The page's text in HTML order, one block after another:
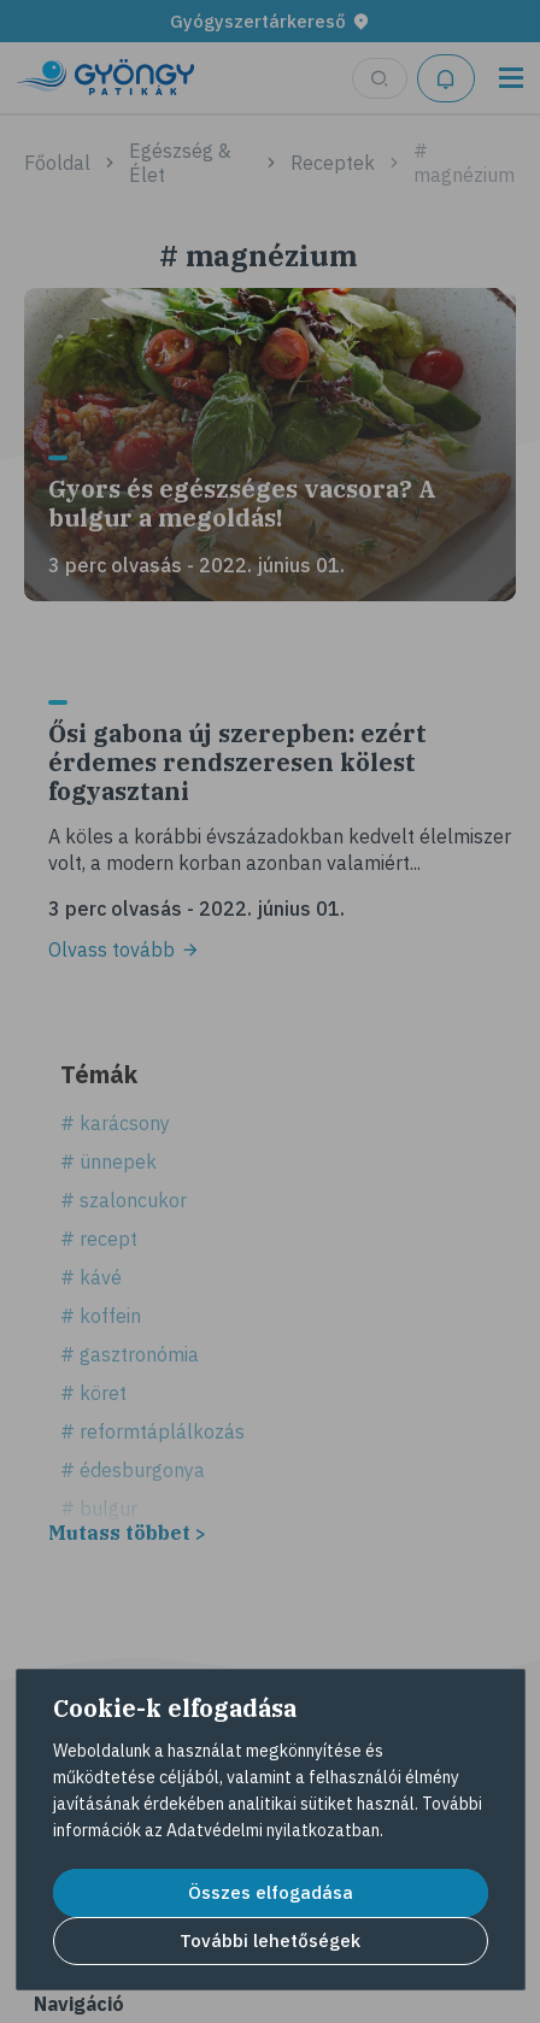
Gyógyszertárkereső
Főoldal
Egészség &
Élet
Receptek
#
magnézium
# magnézium
Gyors és egészséges vacsora? A
bulgur a megoldás!
3 perc olvasás - 2022. június 01.
Ősi gabona új szerepben: ezért
érdemes rendszeresen kölest
fogyasztani
A köles a korábbi évszázadokban kedvelt élelmiszer
volt, a modern korban azonban valamiért...
3 perc olvasás - 2022. június 01.
Olvass tovább
Témák
# karácsony
# ünnepek
# szaloncukor
# recept
# kávé
# koffein
# gasztronómia
# köret
# reformtáplálkozás
# édesburgonya
# bulgur
# köles
# vegán
# vöröslencse
# reformköret
# GI index
# magnézium
# E-vitamin
# élelmi rostok
# gluténérzékenység
Mutass többet >
A Gyöngy gyógyszertárat közforgalmú
társaságok felelnek az adott gyógyszertár
működésért. A Gyöngy gyógyszertárak listáját és
elérhetőségeit aGyógyszertár keresőoldalon
tekintheti meg.
Navigáció
Cookie-k elfogadása
Weboldalunk a használat megkönnyítése és
működtetése céljából, valamint a felhasználói élmény
javításának érdekében analitikai sütiket használ. További
információk az Adatvédelmi nyilatkozatban.
Összes elfogadása
További lehetőségek